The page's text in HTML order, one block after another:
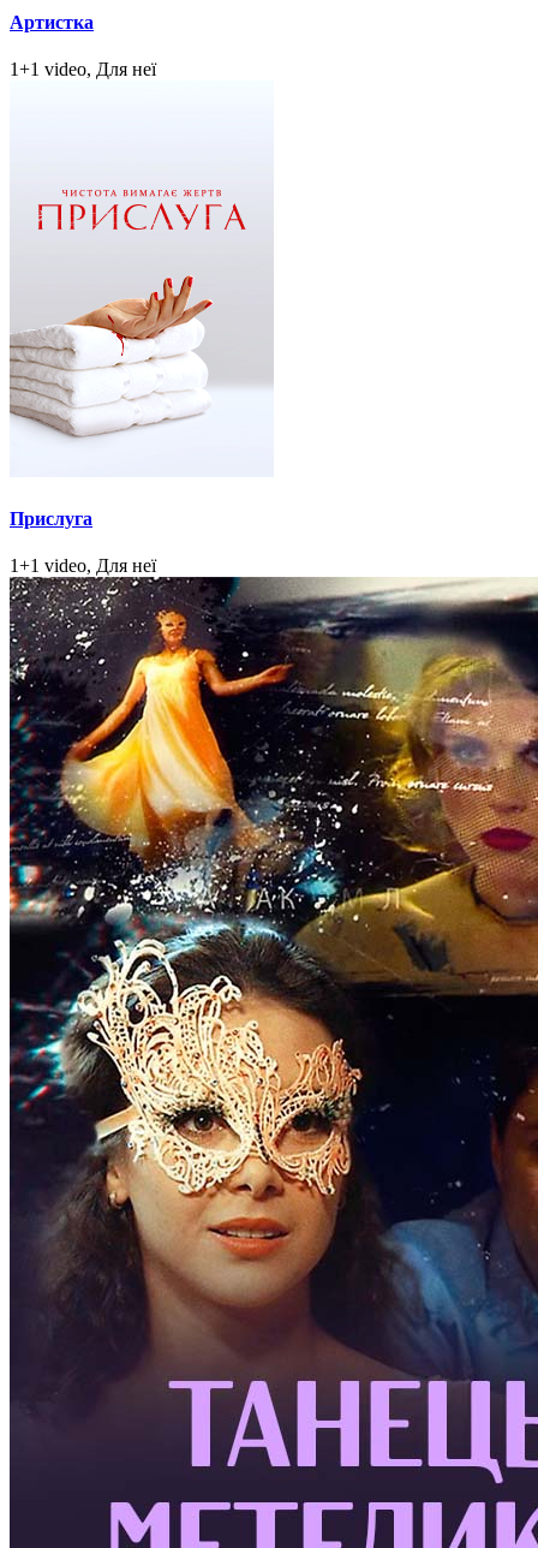
Артистка
1+1 video, Для неї
Прислуга
1+1 video, Для неї